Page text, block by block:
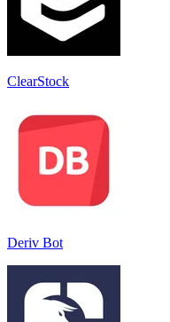
ClearStock
Deriv Bot